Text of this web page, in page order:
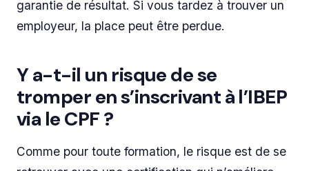
garantie de résultat. Si vous tardez à trouver un
employeur, la place peut être perdue.
Y a-t-il un risque de se
tromper en s’inscrivant à l’IBEP
via le CPF ?
Comme pour toute formation, le risque est de se